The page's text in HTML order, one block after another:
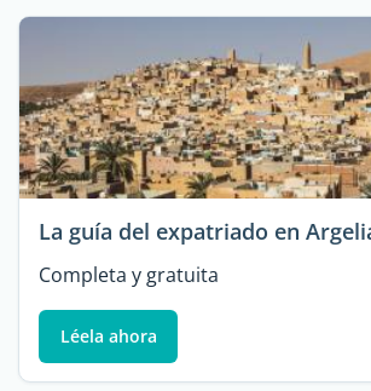
La guía del expatriado en
Completa y gratuita
Léela ahora